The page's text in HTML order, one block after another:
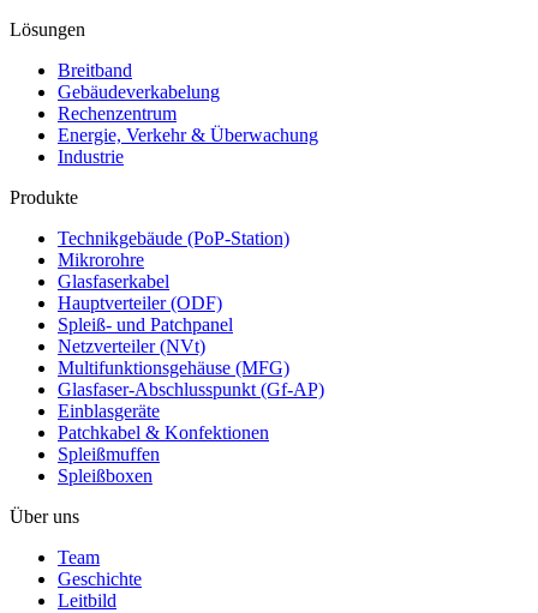
Lösungen
Breitband
Gebäudeverkabelung
Rechenzentrum
Energie, Verkehr & Überwachung
Industrie
Produkte
Technikgebäude (PoP-Station)
Mikrorohre
Glasfaserkabel
Hauptverteiler (ODF)
Spleiß- und Patchpanel
Netzverteiler (NVt)
Multifunktionsgehäuse (MFG)
Glasfaser-Abschlusspunkt (Gf-AP)
Einblasgeräte
Patchkabel & Konfektionen
Spleißmuffen
Spleißboxen
Über uns
Team
Geschichte
Leitbild